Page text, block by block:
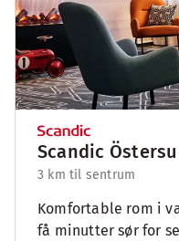
Scandic
3 km til sentrum
Komfortable rom i
få minutter sør for